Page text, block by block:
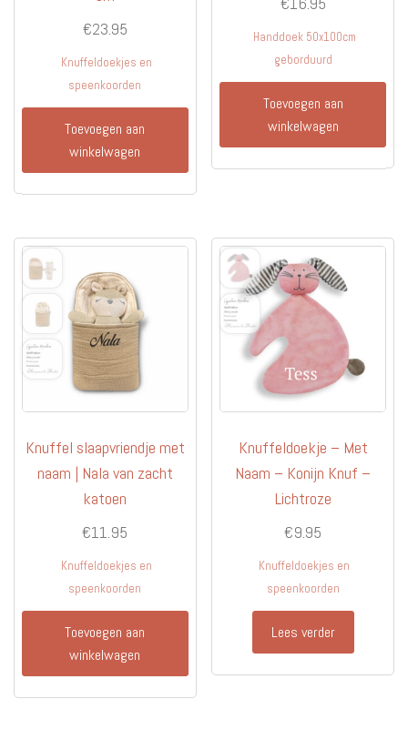
€23.95
Knuffeldoekjes en
speenkoorden
Toevoegen aan
winkelwagen
Handdoek 50x100cm
geborduurd
Toevoegen aan
winkelwagen
Knuffel slaapvriendje met
naam | Nala van zacht
katoen
€11.95
Knuffeldoekjes en
speenkoorden
Toevoegen aan
winkelwagen
Knuffeldoekje – Met
Naam – Konijn Knuf –
Lichtroze
€9.95
Knuffeldoekjes en
speenkoorden
Lees verder